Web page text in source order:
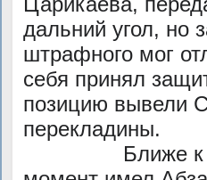
дальний угол, но
штрафного мог
себя принял
позицию вывели
перекладины.
Ближе к